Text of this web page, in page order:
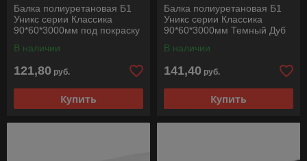
Балка полиуретановая Б1
Уникс серии Классика
90*60*3000мм под покраску
В наличии
121,80 руб.
Купить
Балка полиуретановая Б1
Уникс серии Классика
90*60*3000мм Темный Дуб
В наличии
141,40 руб.
Купить